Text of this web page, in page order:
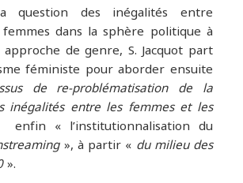
question des inégalités entre
dans la sphère politique à
de genre, S. Jacquot part
féministe pour aborder ensuite
de re-problématisation de la
inégalités entre les femmes et les
« l’institutionnalisation du
», à partir « du milieu des
».